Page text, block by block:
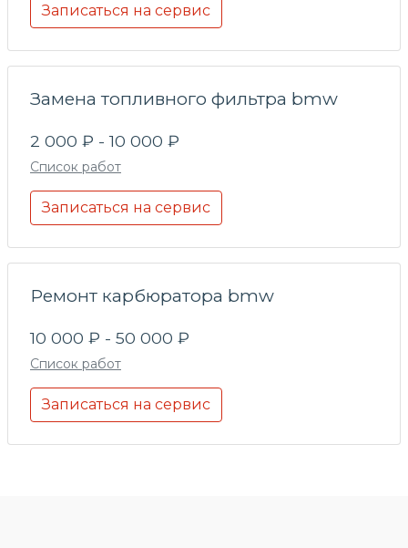
Записаться на сервис
Замена топливного фильтра bmw
2 000 ₽ - 10 000 ₽
Список работ
Записаться на сервис
Ремонт карбюратора bmw
10 000 ₽ - 50 000 ₽
Список работ
Записаться на сервис